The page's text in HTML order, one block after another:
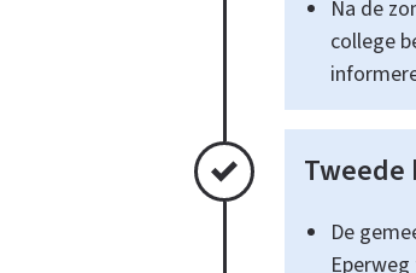
Oenerweg/
Na de
college
Tweede
De